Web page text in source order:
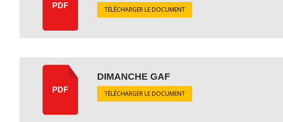
PDF TÉLÉCHARGER LE DOCUMENT
PDF
DIMANCHE GAF
TÉLÉCHARGER LE DOCUMENT